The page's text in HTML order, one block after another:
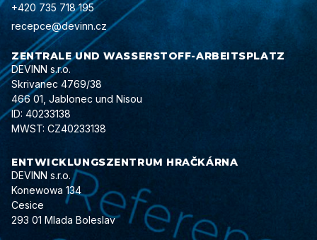
+420 735 718 195
recepce@devinn.cz
ZENTRALE UND WASSERSTOFF-ARBEITSPLATZ
DEVINN s.r.o.
Skrivanec 4769/38
466 01, Jablonec und Nisou
ID: 40233138
MWST: CZ40233138
ENTWICKLUNGSZENTRUM HRAČKÁRNA
DEVINN s.r.o.
Konewowa 134
Cesice
293 01 Mlada Boleslav